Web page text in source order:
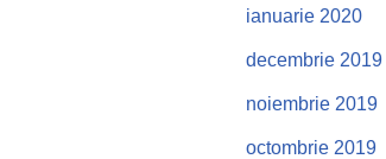
ianuarie 2020
decembrie 2019
noiembrie 2019
octombrie 2019